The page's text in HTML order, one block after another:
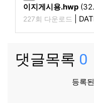
이지게시용.hwp
227회 다운로드
댓글목록 0
등록